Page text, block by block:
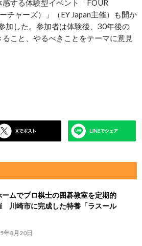
する体験型イベント「FOUR
チャーズ）」（EY Japan主催）も開か
加した。参加者は体験後、30年後の
こと、やるべきことをテーマに意見
ームでプロ棋士の囲碁教室を定期的
川崎市に完成した特養「ラスール
年8月20日